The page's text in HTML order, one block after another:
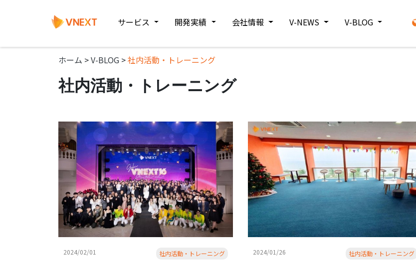
サービス 開発実績 会社情報 V-NEWS V-BLOG
ホーム >V-BLOG >社内活動・トレーニング
社内活動・トレーニング
2024/02/01 社内活動・トレーニング 2024/01/26 社内活動・トレーニング